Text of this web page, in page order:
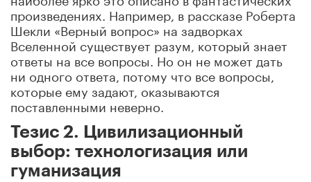
произведениях. Например, в рассказе Роберта
Шекли «Верный вопрос» на задворках
Вселенной существует разум, который знает
ответы на все вопросы. Но он не может дать
ни одного ответа, потому что все вопросы,
которые ему задают, оказываются
поставленными неверно.
Тезис 2. Цивилизационный
выбор: технологизация или
гуманизация